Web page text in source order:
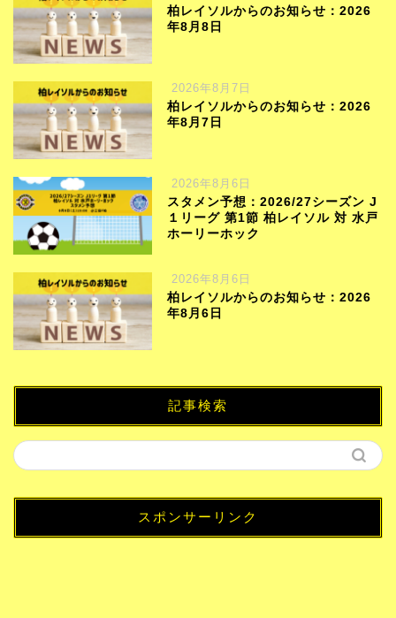
柏レイソルからのお知らせ：2026
年8月8日
2026年8月7日
柏レイソルからのお知らせ：2026
年8月7日
2026年8月6日
スタメン予想：2026/27シーズン J
１リーグ 第1節 柏レイソル 対 水戸
ホーリーホック
2026年8月6日
柏レイソルからのお知らせ：2026
年8月6日
記事検索
スポンサーリンク